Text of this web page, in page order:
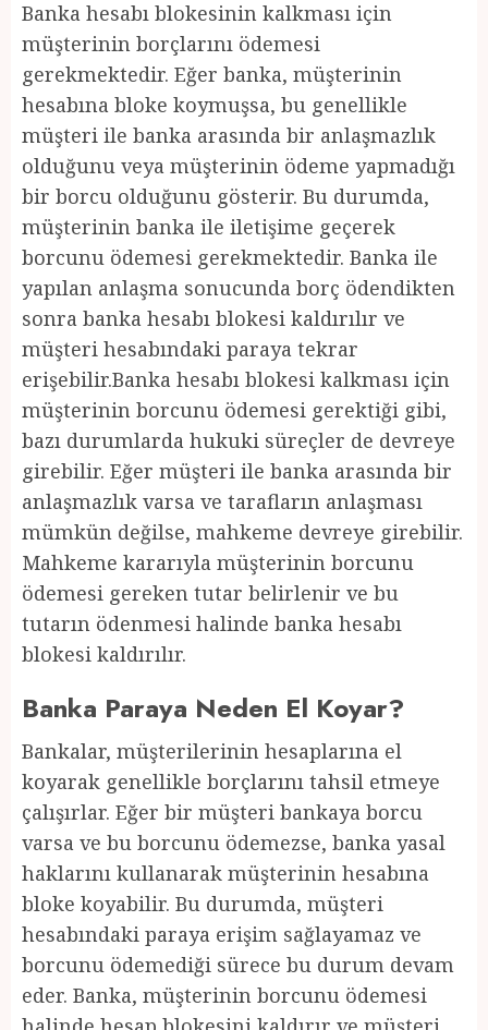
Banka hesabı blokesinin kalkması için
müşterinin borçlarını ödemesi
gerekmektedir. Eğer banka, müşterinin
hesabına bloke koymuşsa, bu genellikle
müşteri ile banka arasında bir anlaşmazlık
olduğunu veya müşterinin ödeme yapmadığı
bir borcu olduğunu gösterir. Bu durumda,
müşterinin banka ile iletişime geçerek
borcunu ödemesi gerekmektedir. Banka ile
yapılan anlaşma sonucunda borç ödendikten
sonra banka hesabı blokesi kaldırılır ve
müşteri hesabındaki paraya tekrar
erişebilir.Banka hesabı blokesi kalkması için
müşterinin borcunu ödemesi gerektiği gibi,
bazı durumlarda hukuki süreçler de devreye
girebilir. Eğer müşteri ile banka arasında bir
anlaşmazlık varsa ve tarafların anlaşması
mümkün değilse, mahkeme devreye girebilir.
Mahkeme kararıyla müşterinin borcunu
ödemesi gereken tutar belirlenir ve bu
tutarın ödenmesi halinde banka hesabı
blokesi kaldırılır.
Banka Paraya Neden El Koyar?
Bankalar, müşterilerinin hesaplarına el
koyarak genellikle borçlarını tahsil etmeye
çalışırlar. Eğer bir müşteri bankaya borcu
varsa ve bu borcunu ödemezse, banka yasal
haklarını kullanarak müşterinin hesabına
bloke koyabilir. Bu durumda, müşteri
hesabındaki paraya erişim sağlayamaz ve
borcunu ödemediği sürece bu durum devam
eder. Banka, müşterinin borcunu ödemesi